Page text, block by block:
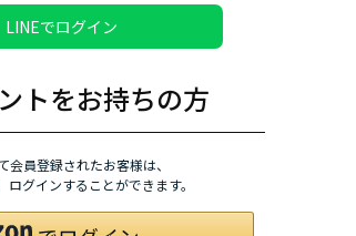
LINEでログイン
トをお持ちの方
員登録されたお客様は、
グインすることができます。